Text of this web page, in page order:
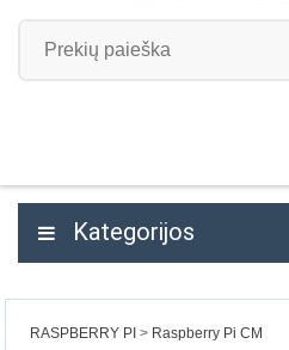
Kategorijos
RASPBERRY PI Raspberry Pi CM